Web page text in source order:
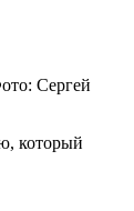
Сергей
который